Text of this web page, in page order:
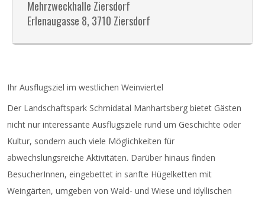
Mehrzweckhalle Ziersdorf
Erlenaugasse 8, 3710 Ziersdorf
Ihr Ausflugsziel im westlichen Weinviertel
Der Landschaftspark Schmidatal Manhartsberg bietet Gästen
nicht nur interessante Ausflugsziele rund um Geschichte oder
Kultur, sondern auch viele Möglichkeiten für
abwechslungsreiche Aktivitäten. Darüber hinaus finden
BesucherInnen, eingebettet in sanfte Hügelketten mit
Weingärten, umgeben von Wald- und Wiese und idyllischen